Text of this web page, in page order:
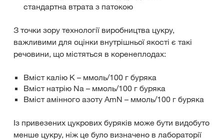
стандартна втрата з патокою
З точки зору технології виробництва цукру,
важливими для оцінки внутрішньої якості є такі
речовини, що містяться в коренеплодах:
Вміст калію K – ммоль/100 г буряка
Вміст натрію Na – ммоль/100 г буряка
Вміст амінного азоту AmN – ммоль/100 г буряка
Із привезених цукрових буряків може бути видобуто
менше цукру, ніж це було визначено в лабораторії